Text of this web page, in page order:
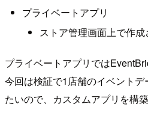
プライベートアプリ
ストア管理画面上で作成
プライベートアプリでは
今回は検証で1店舗のイベント
たいので、カスタムアプリを構築